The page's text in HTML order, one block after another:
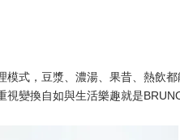
式，豆漿、濃湯、果昔、熱飲
變換自如與生活樂趣就是